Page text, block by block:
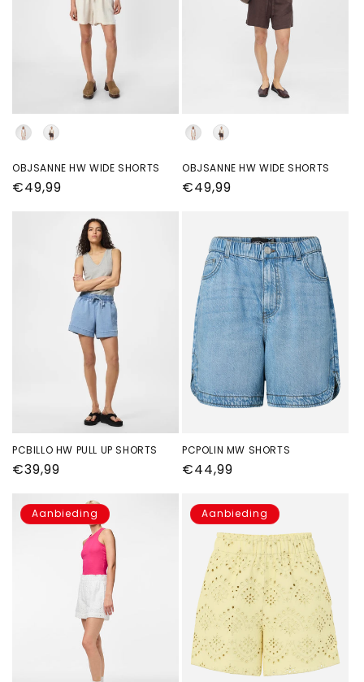
Kleur
OBJSANNE HW WIDE SHORTS
Normale
€49,99
Kleur
OBJSANNE HW WIDE SHORTS
Normale
€49,99
PCBILLO HW PULL UP SHORTS
Normale
€39,99
PCPOLIN MW SHORTS
Normale
€44,99
Aanbieding Aanbieding